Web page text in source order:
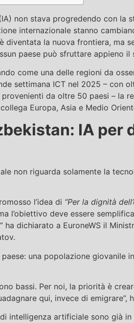
non stava progredendo con la
internazionale stanno
diventata la nuova frontiera, ma
paese può sfruttare appieno il
come una delle regioni da
settimana ICT nel 2025 – con
da oltre 50 paesi – la
Europa, Asia e Medio
IA per
non riguarda solamente la
l’idea di “Per la dignità
l’obiettivo deve essere
dichiarato a EuroneWS il
una popolazione giovanile
bassi. Per noi, la priorità è
qui, invece di emigrare”,
intelligenza artificiale sono già